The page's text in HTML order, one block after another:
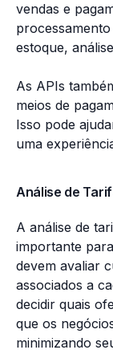
vendas e
estoque,
As APIs
meios de
Isso pode
uma
Análise de
A análise de
importante
devem avaliar
associados a
decidir quais
que os
minimizando